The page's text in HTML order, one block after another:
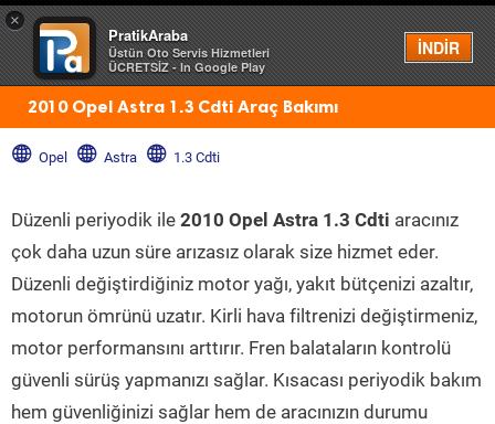
×
PratikAraba
Üstün Oto Servis Hizmetleri
ÜCRETSİZ - In Google Play
İNDİR
Menü
2010 Opel Astra 1.3 Cdti Araç Bakımı
Opel Astra 1.3 Cdti
Düzenli periyodik ile 2010 Opel Astra 1.3 Cdti aracınız
çok daha uzun süre arızasız olarak size hizmet eder.
Düzenli değiştirdiğiniz motor yağı, yakıt bütçenizi azaltır,
motorun ömrünü uzatır. Kirli hava filtrenizi değiştirmeniz,
motor performansını arttırır. Fren balataların kontrolü
güvenli sürüş yapmanızı sağlar. Kısacası periyodik bakım
hem güvenliğinizi sağlar hem de aracınızın durumu